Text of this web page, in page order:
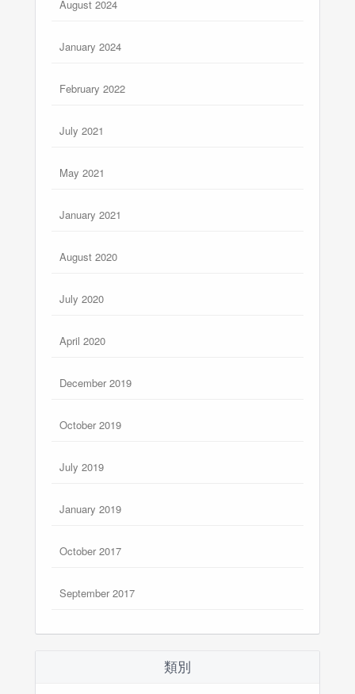
August 2024
January 2024
February 2022
July 2021
May 2021
January 2021
August 2020
July 2020
April 2020
December 2019
October 2019
July 2019
January 2019
October 2017
September 2017
類別